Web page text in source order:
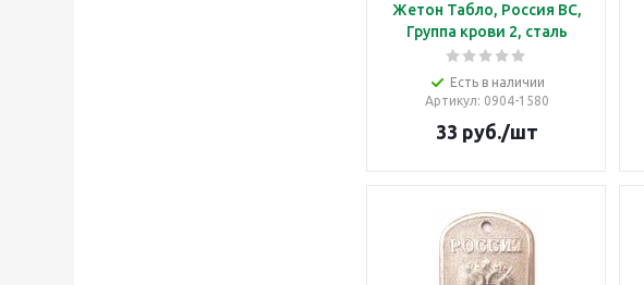
Жетон Табло, Россия ВС,
Группа крови 2, сталь
Есть в наличии
Артикул: 0904-1580
33 руб./шт